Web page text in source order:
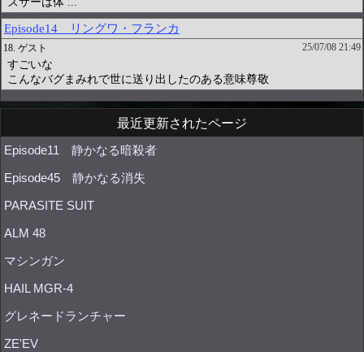
最近更新されたページ
Episode11 静かなる暗殺者
Episode45 静かなる消失
PARASITE SUIT
ALM 48
マシンガン
HAIL MGR-4
グレネードランチャー
ZE'EV